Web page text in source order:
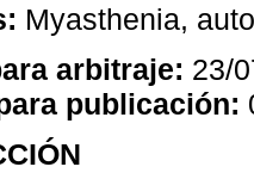
Myasthenia,
arbitraje: 23/
publicación: